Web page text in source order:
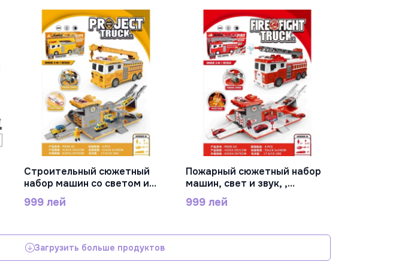
В Корзину
Строительный сюжетный
набор машин со светом и
звуком, , батарейка в
комплекте, черные колеса,
999 лей
В Корзину
Пожарный сюжетный набор
машин, свет и звук, ,
батарейка в комплекте,
черные колеса, пластик,
999 лей
Загрузить больше продуктов